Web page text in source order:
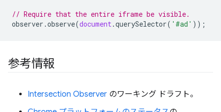
// Require that the entire iframe be visible.
observer .observe(document.querySelector( '#ad' ));
参考情報
Intersection Observer のワーキング ドラフト。